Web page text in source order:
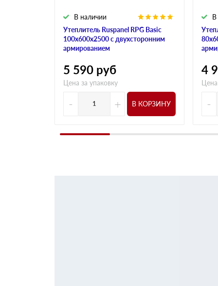
Утеплитель Ruspanel RPG Basic
100х600х2500 с двухсторонним
армированием
В наличии
5 590 руб
Цена за упаковку
- + В КОРЗИНУ
В
4
Цена
-